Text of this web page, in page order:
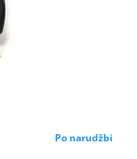
Po narudžbi